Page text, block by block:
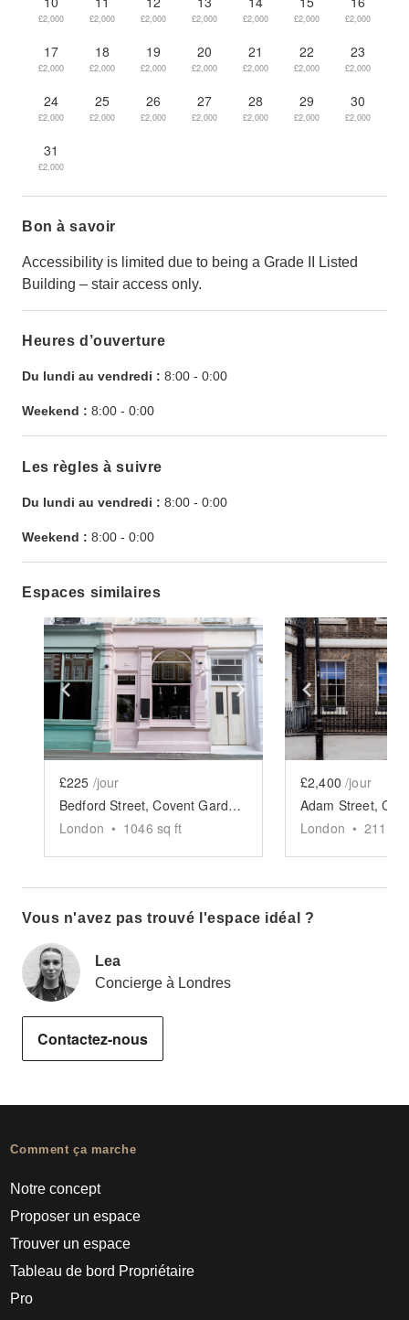
£2,000 £2,000 £2,000 £2,000 £2,000 £2,000 £2,000
17
£2,000
18
£2,000
19
£2,000
20
£2,000
21
£2,000
22
£2,000
23
£2,000
24
£2,000
25
£2,000
26
£2,000
27
£2,000
28
£2,000
29
£2,000
30
£2,000
31
£2,000
Bon à savoir
Accessibility is limited due to being a Grade II Listed
Building – stair access only.
Heures d’ouverture
Du lundi au vendredi : 8:00 - 0:00
Weekend : 8:00 - 0:00
Les règles à suivre
Du lundi au vendredi : 8:00 - 0:00
Weekend : 8:00 - 0:00
Espaces similaires
Show previous slide Show next slide
£225 /jour
Bedford Street, Covent Garden - Pink Bistro Coffee Shop
London • 1046 sq ft
Show
£2,400 /jour
London • 2116
Vous n'avez pas trouvé l'espace idéal ?
Lea
Concierge à Londres
Contactez-nous
Comment ça marche
Notre concept
Proposer un espace
Trouver un espace
Tableau de bord Propriétaire
Pro